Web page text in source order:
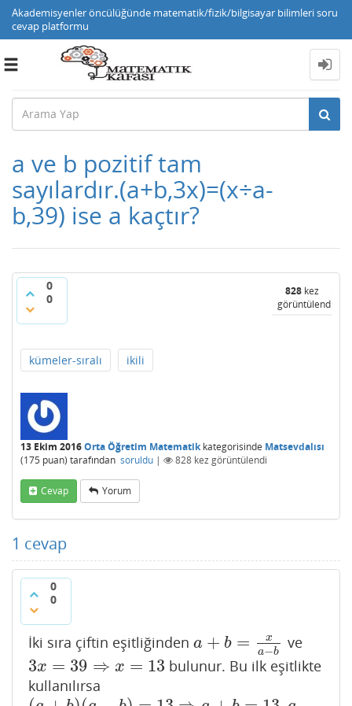
Akademisyenler öncülüğünde matematik/fizik/bilgisayar bilimleri soru
cevap platformu
Toggle
a ve b pozitif tam
sayılardır.(a+b,3x)=(x÷a-
b,39) ise a kaçtır?
0
0
828 kez
görüntülendi
kümeler-sıralı ikili
13 Ekim 2016Orta Öğretim Matematikkategorisinde Matsevdalısı
(175 puan) tarafından soruldu | 828 kez görüntülendi
Cevap Yorum
1 cevap
0
0
İki sıra çiftin eşitliğinden a + b =
x
a−b
a+b=x a−b ve
3x = 39 ⇒ x = 13
3x= 39 ⇒x= 13
bulunur. Bu ilk eşitlikte
kullanılırsa